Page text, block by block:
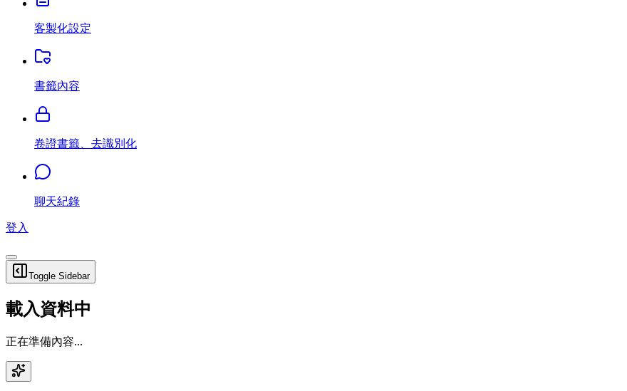
客製化設定
書籤內容
卷證書籤、去識別化
聊天紀錄
登入
Toggle Sidebar
載入資料中
正在準備內容...